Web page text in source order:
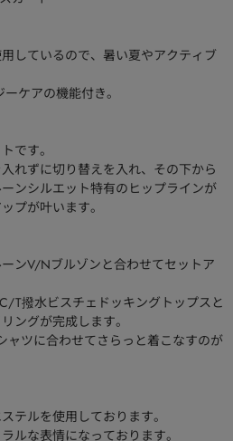
しているので、暑い夏やアクティブ
ケアの機能付き。
です。
れずに切り替えを入れ、その下から
ンシルエット特有のヒップラインが
プが叶います。
ンV/Nブルゾンと合わせてセットア
T撥水ビスチェドッキングトップスと
ングが完成します。
ャツに合わせてさらっと着こなすのが
テルを使用しております。
ルな表情になっております。